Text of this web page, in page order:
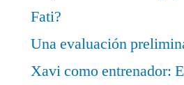
Fati?
Una evaluación
Xavi como entrenador: